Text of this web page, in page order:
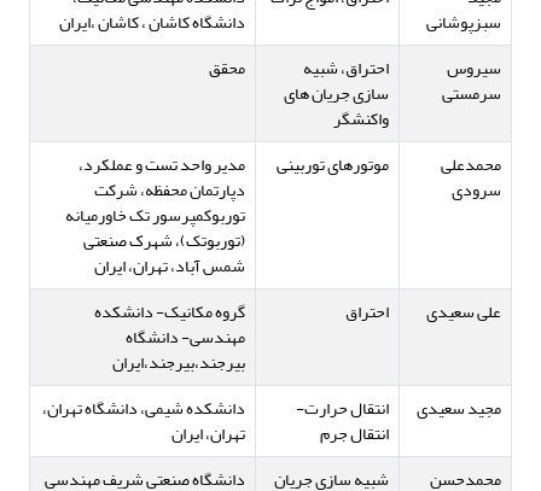
سبزپوشانی
دانشگاه کاشان ، کاشان ،ایران
سیروس
سرمستی
احتراق، شبیه
سازی جریان های
واکنشگر
محقق
محمدعلی
سرودی
موتورهای توربینی مدیر واحد تست و عملکرد،
دپارتمان محفظه، شرکت
توربوکمپرسور تک خاورمیانه
(توربوتک)، شهرک صنعتی
شمس آباد، تهران، ایران
علی سعیدی
احتراق گروه مکانیک- دانشکده
مهندسی- دانشگاه
بیرجند،بیرجند،ایران
مجید سعیدی
انتقال حرارت-
انتقال جرم
دانشکده شیمی، دانشگاه تهران،
تهران، ایران
محمدحسن
شبیه سازی جریان دانشگاه صنعتی شریف مهندسی